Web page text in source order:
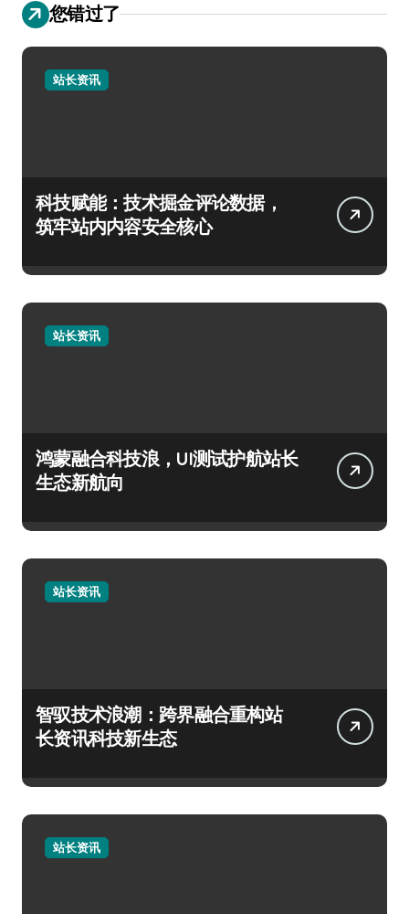
您错过了
站长资讯
科技赋能：技术掘金评论数据，
筑牢站内内容安全核心
站长资讯
鸿蒙融合科技浪，UI测试护航站长
生态新航向
站长资讯
智驭技术浪潮：跨界融合重构站
长资讯科技新生态
站长资讯